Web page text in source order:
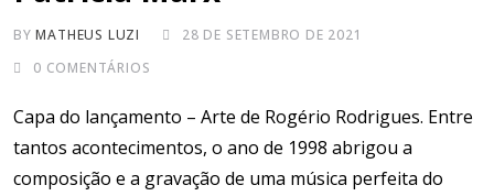
BYMATHEUS LUZI
28 DE SETEMBRO DE 2021
0 COMENTÁRIOS
Capa do lançamento – Arte de Rogério Rodrigues. Entre
tantos acontecimentos, o ano de 1998 abrigou a
composição e a gravação de uma música perfeita do